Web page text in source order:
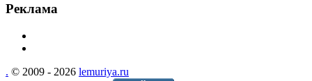
Реклама
. © 2009 - 2026 lemuriya.ru